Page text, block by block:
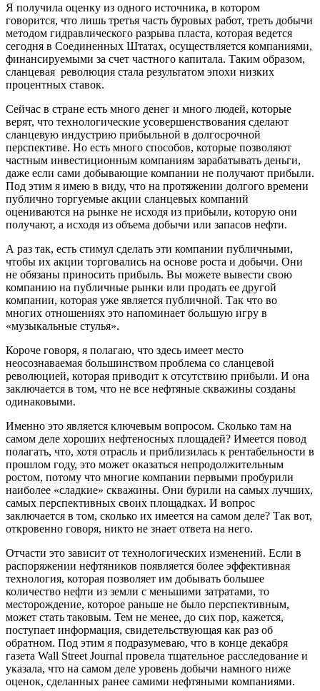
Я получила оценку из одного источника, в котором
говорится, что лишь третья часть буровых работ, треть добычи
методом гидравлического разрыва пласта, которая ведется
сегодня в Соединенных Штатах, осуществляется компаниями,
финансируемыми за счет частного капитала. Таким образом,
сланцевая революция стала результатом эпохи низких
процентных ставок.
Сейчас в стране есть много денег и много людей, которые
верят, что технологические усовершенствования сделают
сланцевую индустрию прибыльной в долгосрочной
перспективе. Но есть много способов, которые позволяют
частным инвестиционным компаниям зарабатывать деньги,
даже если сами добывающие компании не получают прибыли.
Под этим я имею в виду, что на протяжении долгого времени
публично торгуемые акции сланцевых компаний
оцениваются на рынке не исходя из прибыли, которую они
получают, а исходя из объема добычи или запасов нефти.
А раз так, есть стимул сделать эти компании публичными,
чтобы их акции торговались на основе роста и добычи. Они
не обязаны приносить прибыль. Вы можете вывести свою
компанию на публичные рынки или продать ее другой
компании, которая уже является публичной. Так что во
многих отношениях это напоминает большую игру в
«музыкальные стулья».
Короче говоря, я полагаю, что здесь имеет место
неосознаваемая большинством проблема со сланцевой
революцией, которая приводит к отсутствию прибыли. И она
заключается в том, что не все нефтяные скважины созданы
одинаковыми.
Именно это является ключевым вопросом. Сколько там на
самом деле хороших нефтеносных площадей? Имеется повод
полагать, что, хотя отрасль и приблизилась к рентабельности в
прошлом году, это может оказаться непродолжительным
ростом, потому что многие компании первыми пробурили
наиболее «сладкие» скважины. Они бурили на самых лучших,
самых перспективных своих площадках. И вопрос
заключается в том, сколько их имеется на самом деле? Так вот,
откровенно говоря, никто не знает ответа на него.
Отчасти это зависит от технологических изменений. Если в
распоряжении нефтяников появляется более эффективная
технология, которая позволяет им добывать большее
количество нефти из земли с меньшими затратами, то
месторождение, которое раньше не было перспективным,
может стать таковым. Тем не менее, до сих пор, кажется,
поступает информация, свидетельствующая как раз об
обратном. Под этим я подразумеваю, что в конце декабря
газета Wall Street Journal провела тщательное расследование и
указала, что на самом деле уровень добычи намного ниже
оценок, сделанных ранее самими нефтяными компаниями.